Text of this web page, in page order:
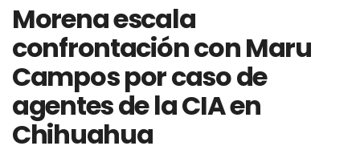
Morena escala
confrontación con Maru
Campos por caso de
agentes de la CIA en
Chihuahua